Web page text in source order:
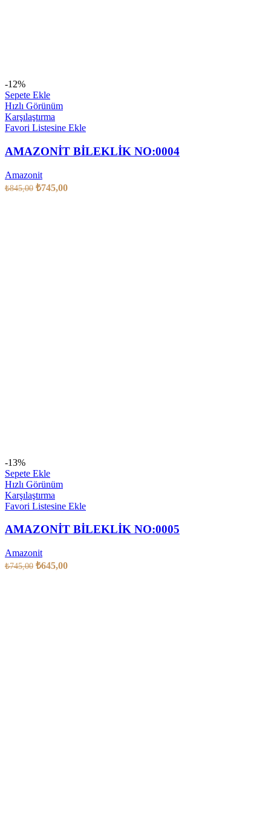
-12%
Sepete Ekle
Hızlı Görünüm
Karşılaştırma
Favori Listesine Ekle
AMAZONİT BİLEKLİK NO:0004
Amazonit
₺845,00 ₺745,00
-13%
Sepete Ekle
Hızlı Görünüm
Karşılaştırma
Favori Listesine Ekle
AMAZONİT BİLEKLİK NO:0005
Amazonit
₺745,00 ₺645,00